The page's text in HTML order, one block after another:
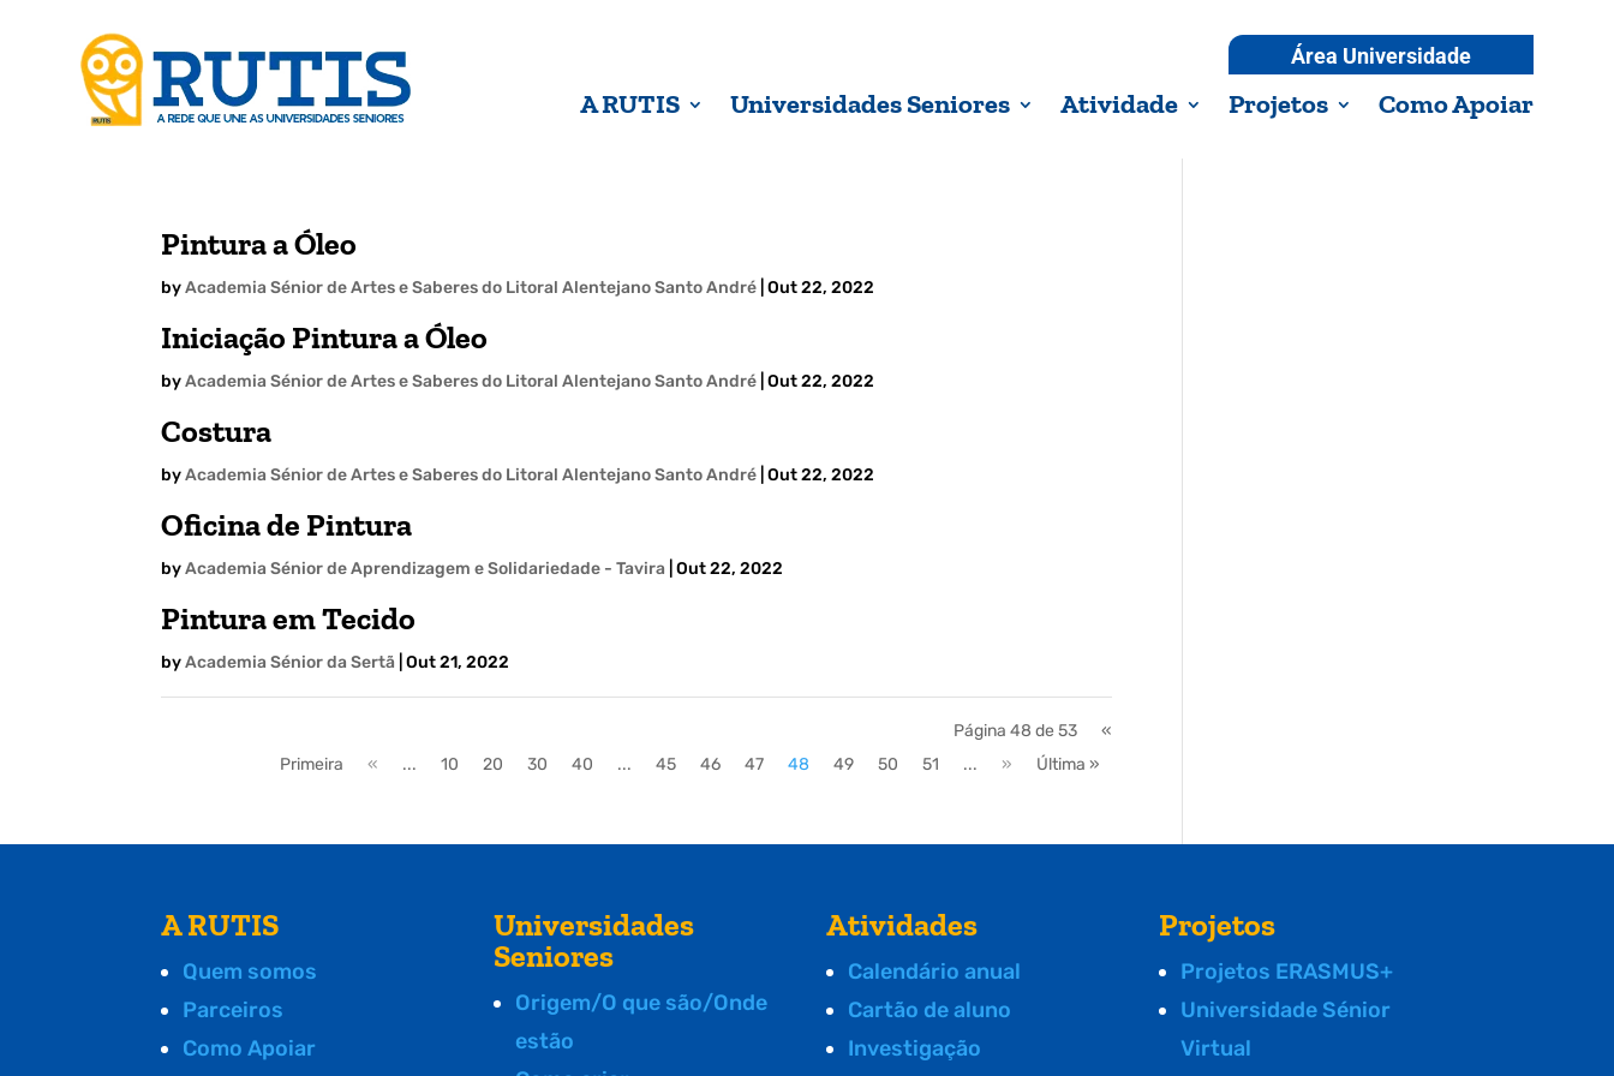
Área Universidade
A RUTIS Universidades Seniores Atividade Projetos Como Apoiar
Pintura a Óleo
byAcademia Sénior de Artes e Saberes do Litoral Alentejano Santo André |Out 22, 2022
Iniciação Pintura a Óleo
byAcademia Sénior de Artes e Saberes do Litoral Alentejano Santo André |Out 22, 2022
Costura
byAcademia Sénior de Artes e Saberes do Litoral Alentejano Santo André |Out 22, 2022
Oficina de Pintura
byAcademia Sénior de Aprendizagem e Solidariedade - Tavira |Out 22, 2022
Pintura em Tecido
byAcademia Sénior da Sertã |Out 21, 2022
Página 48 de 53
«
Primeira
« ... 10 20 30 40 ... 45 46 47 48 49 50 51 ... » Última »
A RUTIS
Quem somos
Parceiros
Como Apoiar
Universidades
Seniores
Origem/O que são/Onde
estão
Atividades
Calendário anual
Cartão de aluno
Investigação
Projetos
Projetos ERASMUS+
Universidade Sénior
Virtual